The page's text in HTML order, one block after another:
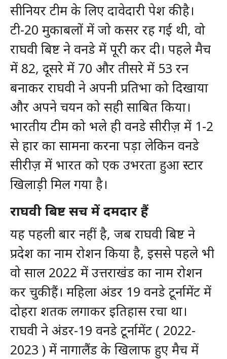
सीनियर टीम के लिए दावेदारी पेश की है।
टी-20 मुकाबलों में जो कसर रह गई थी, वो
राघवी बिष्ट ने वनडे में पूरी कर दी। पहले मैच
में 82, दूसरे में 70 और तीसरे में 53 रन
बनाकर राघवी ने अपनी प्रतिभा को दिखाया
और अपने चयन को सही साबित किया।
भारतीय टीम को भले ही वनडे सीरीज़ में 1-2
से हार का सामना करना पड़ा लेकिन वनडे
सीरीज़ में भारत को एक उभरता हुआ स्टार
खिलाड़ी मिल गया है।
राघवी बिष्ट सच में दमदार हैं
यह पहली बार नहीं है, जब राघवी बिष्ट ने
प्रदेश का नाम रोशन किया है, इससे पहले भी
वो साल 2022 में उत्तराखंड का नाम रोशन
कर चुकी हैं। महिला अंडर 19 वनडे टूर्नामेंट में
दोहरा शतक लगाकर इतिहास रचा था।
राघवी ने अंडर-19 वनडे टूर्नामेंट ( 2022-
2023 ) में नागालैंड के खिलाफ हुए मैच में